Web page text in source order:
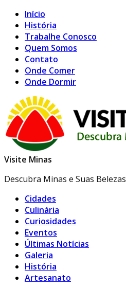
Início
História
Trabalhe Conosco
Quem Somos
Contato
Onde Comer
Onde Dormir
Visite Minas
Descubra Minas e Suas Belezas
Cidades
Culinária
Curiosidades
Eventos
Últimas Notícias
Galeria
História
Artesanato